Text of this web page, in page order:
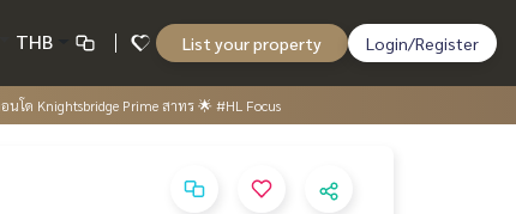
THB List your property Login/Register
นโด Knightsbridge Prime สาทร 🌟 #HL Focus